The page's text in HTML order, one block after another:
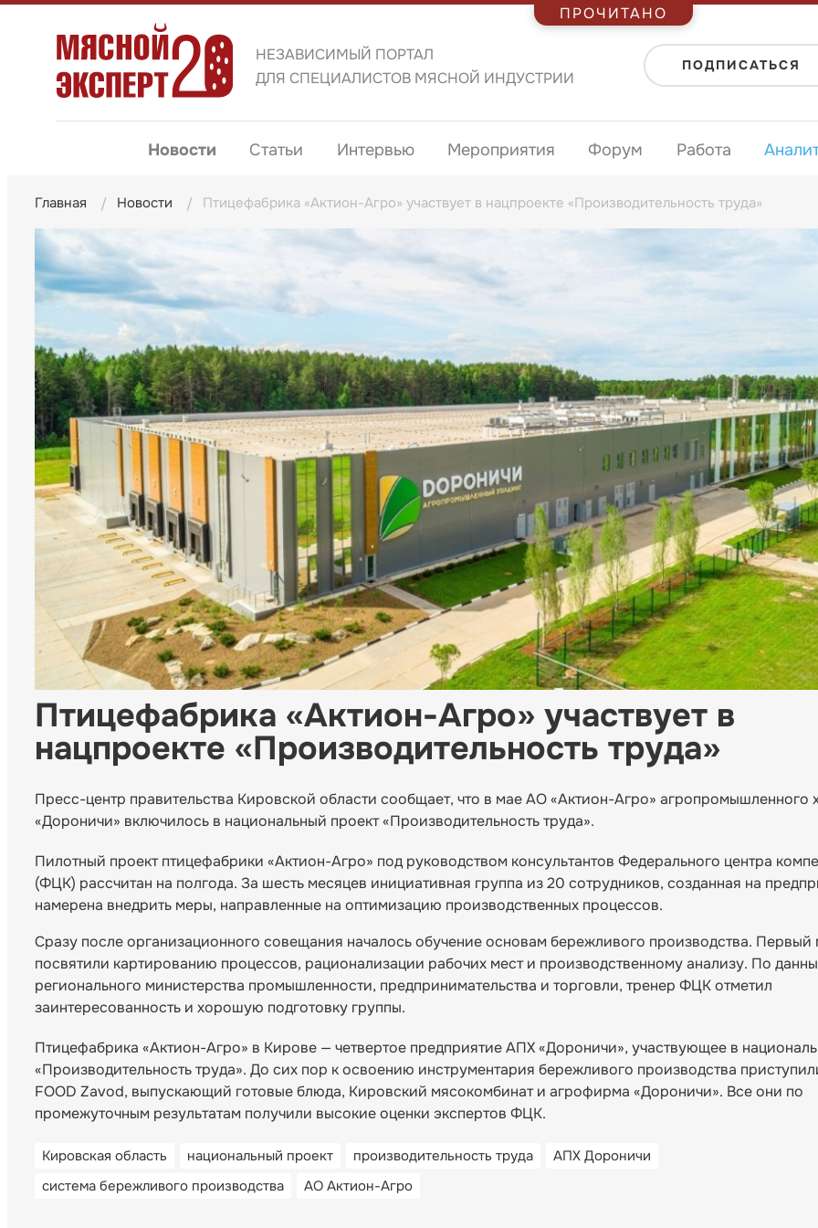
НЕЗАВИСИМЫЙ ПОРТАЛ
ДЛЯ СПЕЦИАЛИСТОВ МЯСНОЙ ИНДУСТРИИ
ПОДПИСАТЬСЯ
Новости Статьи Интервью Мероприятия Форум Работа
Главная Новости Птицефабрика «Актион-Агро» участвует в нацпроекте «Производительность труда»
Птицефабрика «Актион-Агро» участвует в
нацпроекте «Производительность труда»
Пресс-центр правительства Кировской области сообщает, что в мае АО «Актион-Агро» агропромышленного
«Дороничи» включилось в национальный проект «Производительность труда».
Пилотный проект птицефабрики «Актион-Агро» под руководством консультантов Федерального центра
(ФЦК) рассчитан на полгода. За шесть месяцев инициативная группа из 20 сотрудников, созданная на
намерена внедрить меры, направленные на оптимизацию производственных процессов.
Сразу после организационного совещания началось обучение основам бережливого производства. Первый
посвятили картированию процессов, рационализации рабочих мест и производственному анализу. По
регионального министерства промышленности, предпринимательства и торговли, тренер ФЦК отметил
заинтересованность и хорошую подготовку группы.
Птицефабрика «Актион-Агро» в Кирове — четвертое предприятие АПХ «Дороничи», участвующее в
«Производительность труда». До сих пор к освоению инструментария бережливого производства
FOOD Zavod, выпускающий готовые блюда, Кировский мясокомбинат и агрофирма «Дороничи». Все они по
промежуточным результатам получили высокие оценки экспертов ФЦК.
Кировская область национальный проект производительность труда
АПХ Дороничи
система бережливого производства
АО Актион-Агро
ПРОЧИТАНО